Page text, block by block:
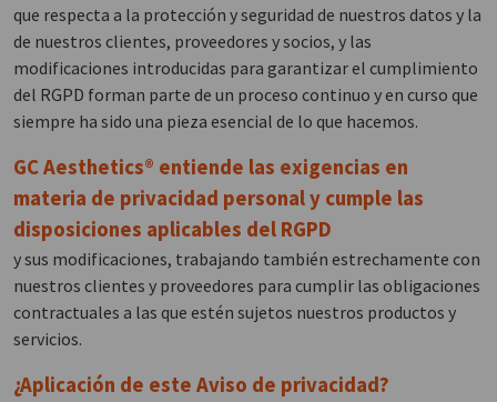
que respecta a la protección y seguridad de nuestros datos y la
de nuestros clientes, proveedores y socios, y las
modificaciones introducidas para garantizar el cumplimiento
del RGPD forman parte de un proceso continuo y en curso que
siempre ha sido una pieza esencial de lo que hacemos.
GC Aesthetics® entiende las exigencias en
materia de privacidad personal y cumple las
disposiciones aplicables del RGPD
y sus modificaciones, trabajando también estrechamente con
nuestros clientes y proveedores para cumplir las obligaciones
contractuales a las que estén sujetos nuestros productos y
servicios.
¿Aplicación de este Aviso de privacidad?